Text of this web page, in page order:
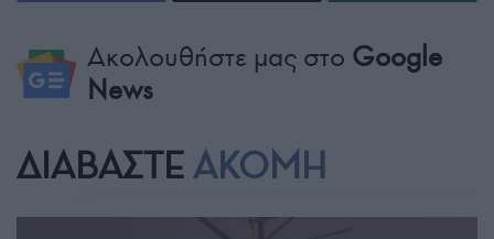
Ακολουθήστε μας στο Google
News
ΔΙΑΒΑΣΤΕ ΑΚΟΜΗ